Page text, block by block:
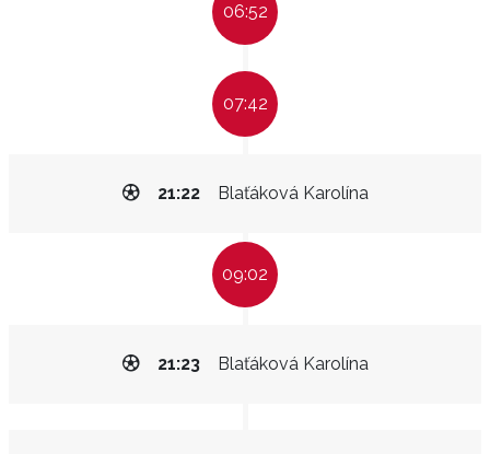
06:52
07:42
Blaťáková Karolína
21:22
09:02
Blaťáková Karolína
21:23